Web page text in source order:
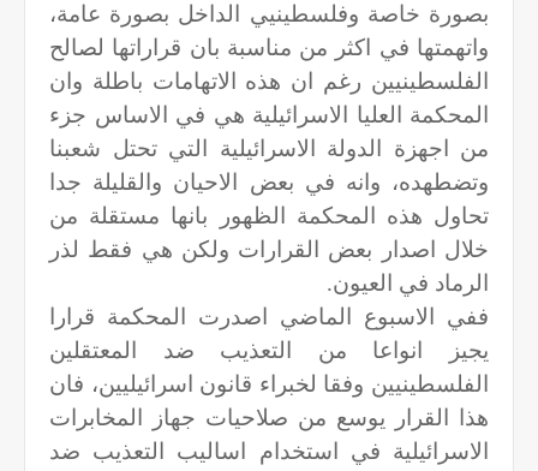
بصورة خاصة وفلسطينيي الداخل بصورة عامة،
واتهمتها في اكثر من مناسبة بان قراراتها لصالح
الفلسطينيين رغم ان هذه الاتهامات باطلة وان
المحكمة العليا الاسرائيلية هي في الاساس جزء
من اجهزة الدولة الاسرائيلية التي تحتل شعبنا
وتضطهده، وانه في بعض الاحيان والقليلة جدا
تحاول هذه المحكمة الظهور بانها مستقلة من
خلال اصدار بعض القرارات ولكن هي فقط لذر
الرماد في العيون.
ففي الاسبوع الماضي اصدرت المحكمة قرارا
يجيز انواعا من التعذيب ضد المعتقلين
الفلسطينيين وفقا لخبراء قانون اسرائيليين، فان
هذا القرار يوسع من صلاحيات جهاز المخابرات
الاسرائيلية في استخدام اساليب التعذيب ضد